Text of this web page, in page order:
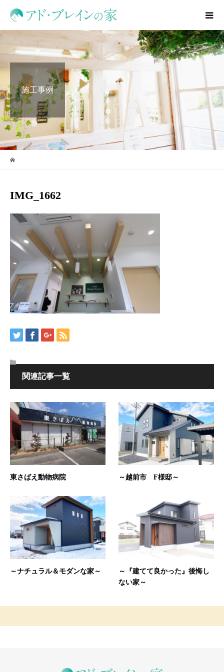
施工事例
IMG_1662
関連記事一覧
東さばえ動物病院 ～越前市 F様邸～
～ナチュラル＆モダンな家～
～『建てて良かった』後悔し
ない家～